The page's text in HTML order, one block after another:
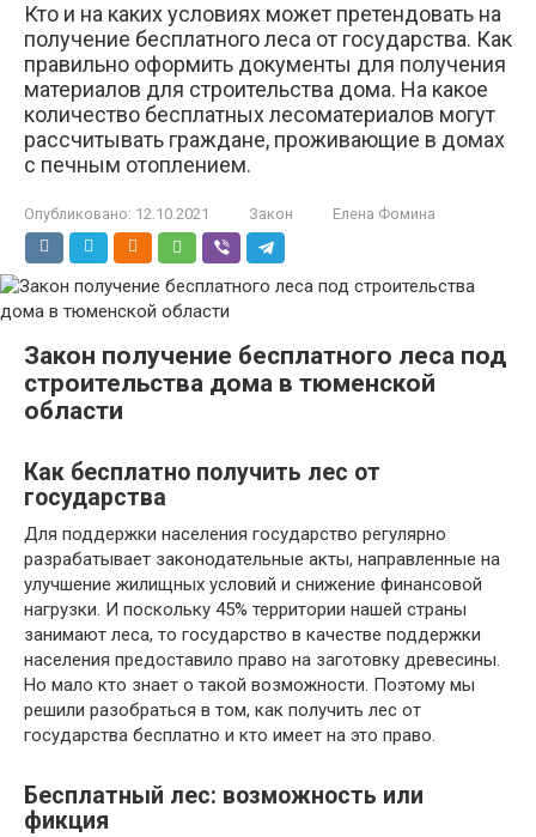
Кто и на каких условиях может претендовать на
получение бесплатного леса от государства. Как
правильно оформить документы для получения
материалов для строительства дома. На какое
количество бесплатных лесоматериалов могут
рассчитывать граждане, проживающие в домах
с печным отоплением.
Опубликовано: 12.10.2021 Закон Елена Фомина
Закон получение бесплатного леса под
строительства дома в тюменской
области
Как бесплатно получить лес от
государства
Для поддержки населения государство регулярно
разрабатывает законодательные акты, направленные на
улучшение жилищных условий и снижение финансовой
нагрузки. И поскольку 45% территории нашей страны
занимают леса, то государство в качестве поддержки
населения предоставило право на заготовку древесины.
Но мало кто знает о такой возможности. Поэтому мы
решили разобраться в том, как получить лес от
государства бесплатно и кто имеет на это право.
Бесплатный лес: возможность или
фикция